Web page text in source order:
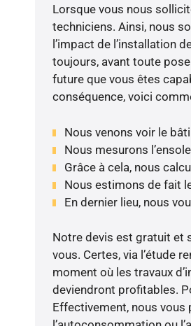
Lorsque vous nous
techniciens. Ainsi, nous
l’impact de l’installation
toujours, avant toute
future que vous êtes
conséquence, voici
Nous venons voir le
Nous mesurons
Grâce à cela, nous
Nous estimons de fait
En dernier lieu, nous
Notre devis est gratuit et
vous. Certes, via l’étude
moment où les travaux
deviendront profitables.
Effectivement, nous